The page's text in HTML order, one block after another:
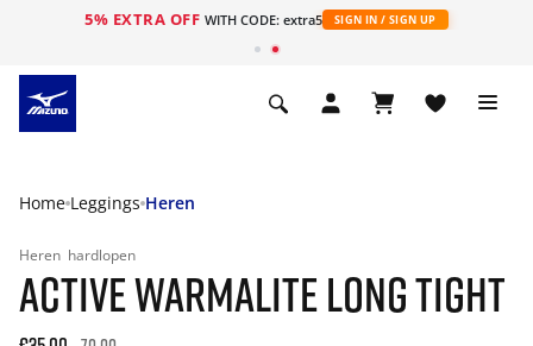
5% EXTRA OFF WITH CODE: extra5 SIGN IN / SIGN UP
Home Leggings Heren
Heren hardlopen
ACTIVE WARMALITE LONG TIGHT